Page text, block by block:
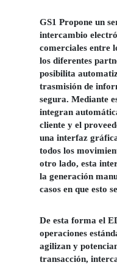
GS1 Propone un
intercambio
comerciales entre
los diferentes
posibilita
trasmisión de
segura. Mediante
integran
cliente y el
una interfaz
todos los
otro lado, esta
la generación
casos en que esto
De esta forma el
operaciones
agilizan y
transacción,